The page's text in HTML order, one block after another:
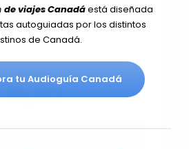
York
From
€1,677
de viajes Canadáestá diseñada
autoguiadas por los distintos
de Canadá.
tu Audioguía Canadá